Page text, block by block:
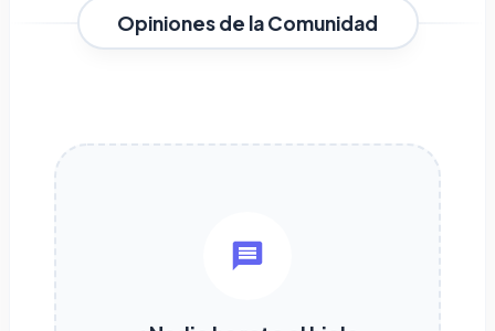
Opiniones de la Comunidad